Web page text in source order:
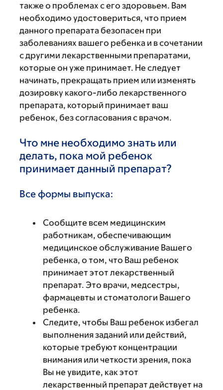
также о проблемах с его здоровьем. Вам
необходимо удостовериться, что прием
данного препарата безопасен при
заболеваниях вашего ребенка и в сочетании
с другими лекарственными препаратами,
которые он уже принимает. Не следует
начинать, прекращать прием или изменять
дозировку какого-либо лекарственного
препарата, который принимает ваш
ребенок, без согласования с врачом.
Что мне необходимо знать или
делать, пока мой ребенок
принимает данный препарат?
Все формы выпуска:
Сообщите всем медицинским
работникам, обеспечивающим
медицинское обслуживание Вашего
ребенка, о том, что Ваш ребенок
принимает этот лекарственный
препарат. Это врачи, медсестры,
фармацевты и стоматологи Вашего
ребенка.
Следите, чтобы Ваш ребенок избегал
выполнения заданий или действий,
которые требуют концентрации
внимания или четкости зрения, пока
Вы не увидите, как этот
лекарственный препарат действует на